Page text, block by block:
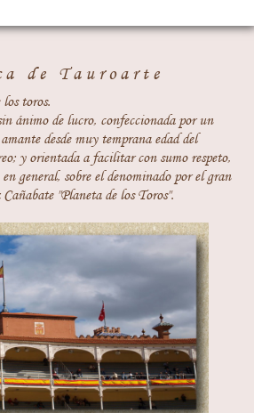
de Tauroarte
toros.
ánimo de lucro, confeccionada por un
desde muy temprana edad del
y orientada a facilitar con sumo respeto,
general, sobre el denominado por el gran
"Planeta de los Toros".